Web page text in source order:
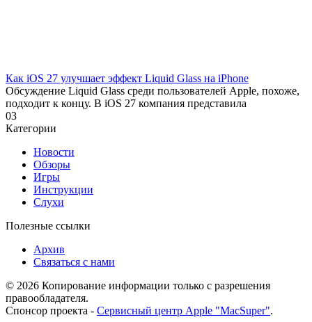
Как iOS 27 улучшает эффект Liquid Glass на iPhone
Обсуждение Liquid Glass среди пользователей Apple, похоже,
подходит к концу. В iOS 27 компания представила
03
Категории
Новости
Обзоры
Игры
Инструкции
Слухи
Полезные ссылки
Архив
Связаться с нами
© 2026 Копирование информации только с разрешения
правообладателя.
Спонсор проекта - Сервисный центр Apple "MacSuper".